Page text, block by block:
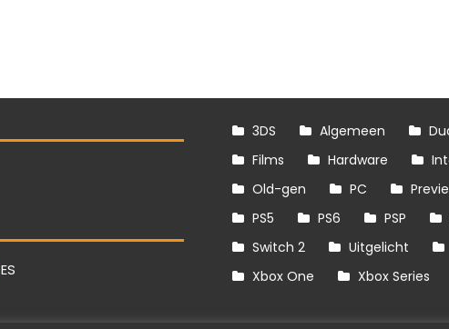
ES
3DS Algemeen
Films
Hardware
Old-gen
PC
PS5
PS6 PSP
Switch 2
Uitgelicht
Xbox One
Xbox Series